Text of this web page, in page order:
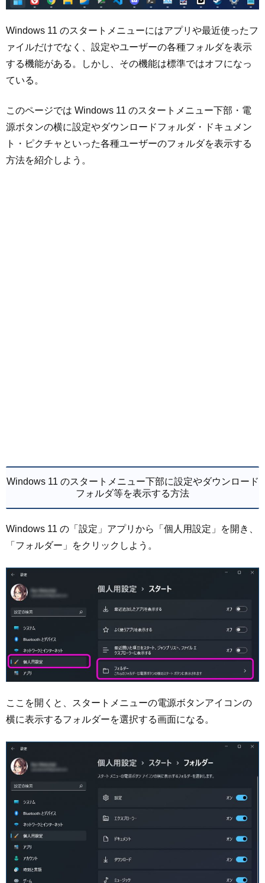
Windows 11 のスタートメニューにはアプリや最近使ったフ
ァイルだけでなく、設定やユーザーの各種フォルダを表示
する機能がある。しかし、その機能は標準ではオフになっ
ている。
このページでは Windows 11 のスタートメニュー下部・電
源ボタンの横に設定やダウンロードフォルダ・ドキュメン
ト・ピクチャといった各種ユーザーのフォルダを表示する
方法を紹介しよう。
Windows 11 のスタートメニュー下部に設定やダウンロード
フォルダ等を表示する方法
Windows 11 の「設定」アプリから「個人用設定」を開き、
「フォルダー」をクリックしよう。
ここを開くと、スタートメニューの電源ボタンアイコンの
横に表示するフォルダーを選択する画面になる。